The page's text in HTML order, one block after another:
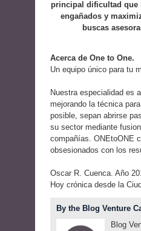
principal dificultad que
engañados y
buscas
Acerca de One to One.
Un equipo único para tu
Nuestra especialidad es
mejorando la técnica
posible, sepan abrirse
su sector mediante
compañías. ONEtoONE
obsesionados con los
Oscar R. Cuenca. Año
Hoy crónica desde la
By the Blog Venture
Blog